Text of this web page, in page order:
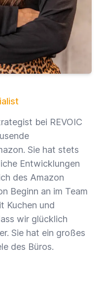
bei REVOIC
Sie hat stets
Entwicklungen
des Amazon
Beginn an im Team
Kuchen und
wir glücklich
Sie hat ein großes
des Büros.